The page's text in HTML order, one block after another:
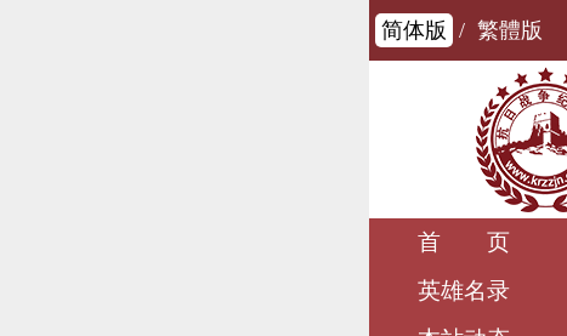
简体版 / 繁體版
首 页
英雄名录